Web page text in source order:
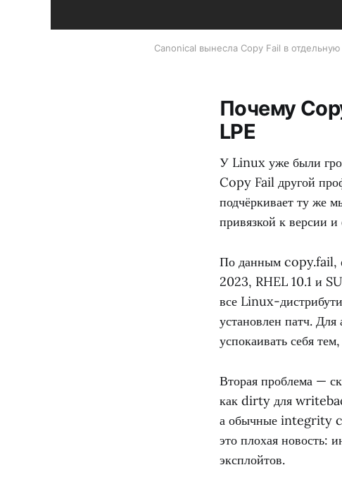
Canonical вынесла Copy Fail в
Почему
LPE
У Linux уже были
Copy Fail другой
подчёркивает ту же
привязкой к версии
По данным copy.fail,
2023, RHEL 10.1 и
все Linux-
установлен патч. Для
успокаивать себя
Вторая проблема —
как dirty для
а обычные integrity
это плохая новость:
эксплойтов.